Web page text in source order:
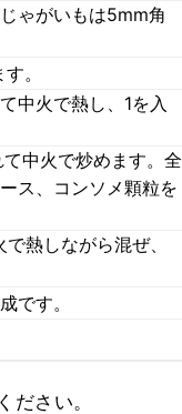
ゃがいもは5mm角
。
中火で熱し、1を入
中火で炒めます。全
ス、コンソメ顆粒を
熱しながら混ぜ、
です。
ださい。